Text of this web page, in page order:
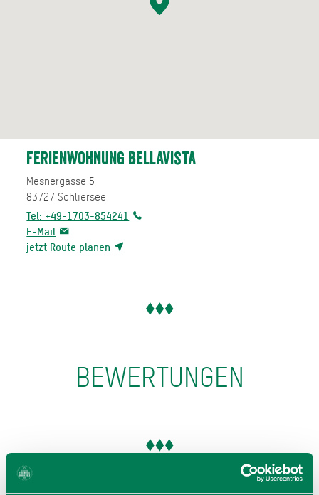
Ferienwohnung Bellavista
Mesnergasse 5
83727 Schliersee
Tel: +49-1703-854241
E-Mail
jetzt Route planen
BEWERTUNGEN